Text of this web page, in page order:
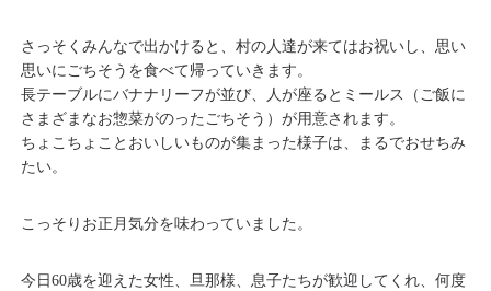
さっそくみんなで出かけると、村の人達が来てはお祝いし、思い
思いにごちそうを食べて帰っていきます。
長テーブルにバナナリーフが並び、人が座るとミールス（ご飯に
さまざまなお惣菜がのったごちそう）が用意されます。
ちょこちょことおいしいものが集まった様子は、まるでおせちみ
たい。
こっそりお正月気分を味わっていました。
今日60歳を迎えた女性、旦那様、息子たちが歓迎してくれ、何度